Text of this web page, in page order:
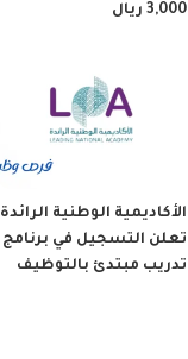
3,000 ريال
الأكاديمية الوطنية الرائدة
تعلن التسجيل في برنامج
تدريب مبتدئ بالتوظيف